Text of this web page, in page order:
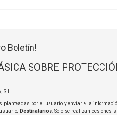
Boletín!
SOBRE
S.L.
planteadas por el usuario y enviarle la
Destinatarios: Solo se realizan cesiones